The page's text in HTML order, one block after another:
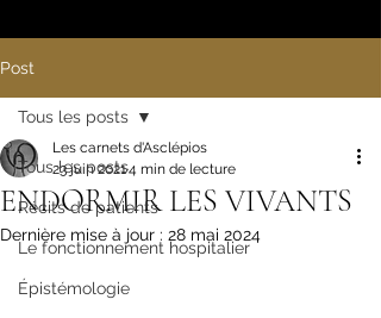
Post
Tous les posts
Récits de patients
Le fonctionnement hospitalier
Épistémologie
Tous les posts
ENDORMIR LES VIVANTS
Les carnets d'Asclépios
23 juin 20214 min de lecture
Dernière mise à jour : 28 mai 2024